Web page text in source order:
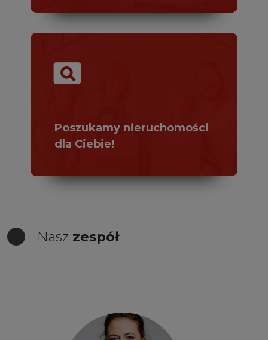
pageview
Poszukamy nieruchomości
dla Ciebie!
Nasz zespół